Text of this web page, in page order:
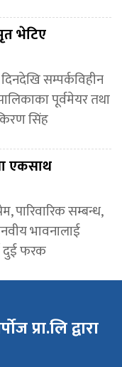
भेटिए
सम्पर्कविहीन
पूर्वमेयर तथा
सिंह
एकसाथ
पारिवारिक सम्बन्ध,
भावनालाई
दुई फरक
प्रा.लि द्वारा